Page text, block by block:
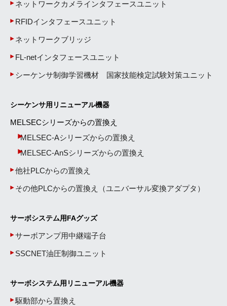
ネットワークカメラインタフェースユニット
RFIDインタフェースユニット
ネットワークブリッジ
FL-netインタフェースユニット
シーケンサ制御学習機材 国家技能検定試験対策ユニット
シーケンサ用リニューアル機器
MELSECシリーズからの置換え
MELSEC-Aシリーズからの置換え
MELSEC-AnSシリーズからの置換え
他社PLCからの置換え
その他PLCからの置換え（ユニバーサル変換アダプタ）
サーボシステム用FAグッズ
サーボアンプ用中継端子台
SSCNET油圧制御ユニット
サーボシステム用リニューアル機器
駆動部から置換え